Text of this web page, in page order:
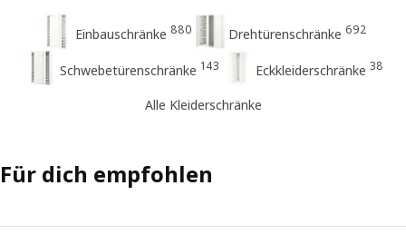
Einbauschränke 880 Drehtürenschränke 692
Schwebetürenschränke 143 Eckkleiderschränke 38
Alle Kleiderschränke
Für dich empfohlen